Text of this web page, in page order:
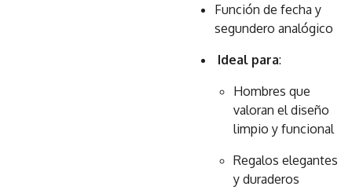
Función de fecha y
segundero analógico
Ideal para:
Hombres que
valoran el diseño
limpio y funcional
Regalos elegantes
y duraderos